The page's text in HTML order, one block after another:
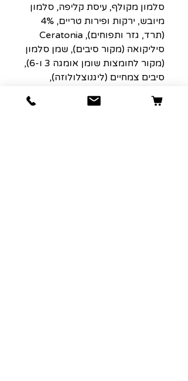
סלמון מקולף, עיסת קליפה, סלמון
מיובש, ירקות ופירות טריים, 4%
(תרד, גזר ותפוחים), Ceratonia
סיליקואה (מקור סיבים), שמן סלמון
(מקור לחומצות שומן אומגה 3 ו-6),
סיבים צמחיים (ליגנוצלולוזה),
למפרקים (קונדרואטין סולפט,